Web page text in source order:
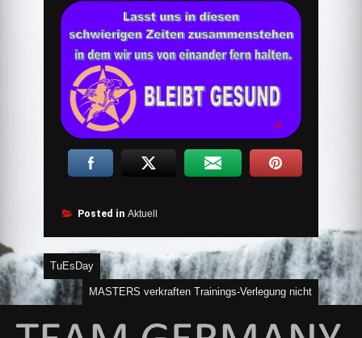
Posted in Aktuell
Beitragsnavigation
TuEsDay
MASTERS verkraften Trainings-Verlegung nicht